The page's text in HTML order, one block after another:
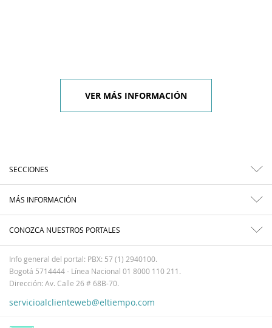
VER MÁS INFORMACIÓN
SECCIONES
MÁS INFORMACIÓN
CONOZCA NUESTROS PORTALES
Info general del portal: PBX: 57 (1) 2940100.
Bogotá 5714444 - Línea Nacional 01 8000 110 211.
Dirección: Av. Calle 26 # 68B-70.
servicioalclienteweb@eltiempo.com